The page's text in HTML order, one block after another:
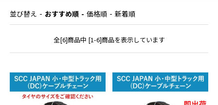
並び替え おすすめ順 価格順 新着順
全[6]商品中 [1-6]商品を表示しています